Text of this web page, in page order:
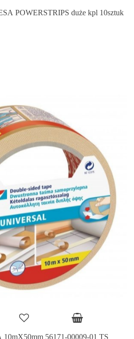
POWERSTRIPS duże kpl 10sztuk
10mX50mm 56171-00009-01 TS